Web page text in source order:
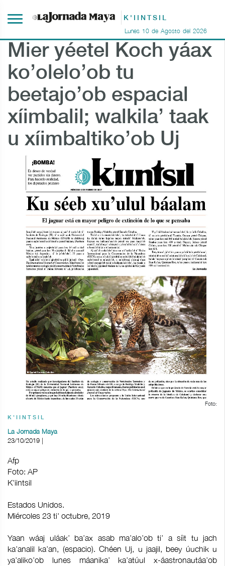
K'IINTSIL
Lunes 10 de Agosto del 2026
Mier yéetel Koch yáax
ko’olelo’ob tu
beetajo’ob espacial
xíimbalil; walkila’ taak
u xíimbaltiko’ob Uj
Foto:
K'IINTSIL
La Jornada Maya
23/10/2019 |
Afp
Foto: AP
K'iintsil
Estados Unidos.
Miércoles 23 ti' octubre, 2019
Yaan wáaj uláak’ ba’ax asab ma’alo’ob ti’ a síit tu jach
ka’analil ka’an, (espacio). Chéen Uj, u jaajil, beey úuchik u
ya’aliko’ob lunes máanika’ ka’atúul x-áastronautáa’ob